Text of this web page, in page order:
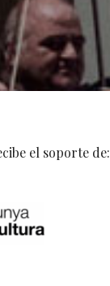
el soporte de: